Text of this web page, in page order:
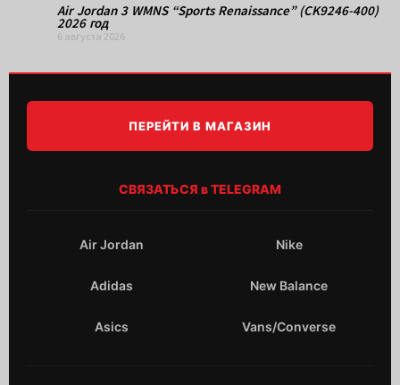
Air Jordan 3 WMNS “Sports Renaissance” (CK9246-400)
2026 год
6 августа 2026
ПЕРЕЙТИ В МАГАЗИН
СВЯЗАТЬСЯ в TELEGRAM
Air Jordan Nike
Adidas New Balance
Asics Vans/Converse